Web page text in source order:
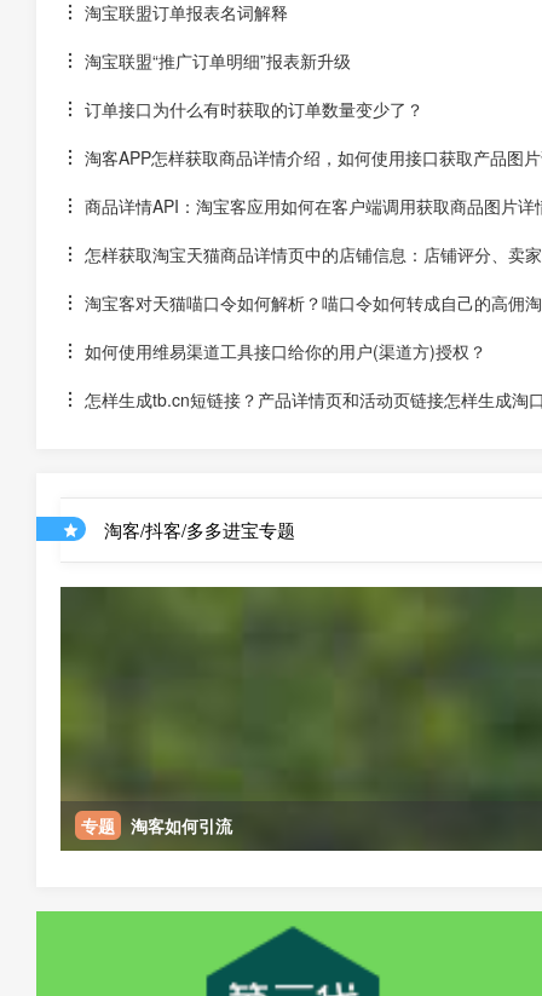
淘宝联盟订单报表名词解释
淘宝联盟“推广订单明细”报表新升级
订单接口为什么有时获取的订单数量变少了？
淘客APP怎样获取商品详情介绍，如何使用接口获取产品图
商品详情API：淘宝客应用如何在客户端调用获取商品图片详
怎样获取淘宝天猫商品详情页中的店铺信息：店铺评分、卖
淘宝客对天猫喵口令如何解析？喵口令如何转成自己的高佣
如何使用维易渠道工具接口给你的用户(渠道方)授权？
怎样生成tb.cn短链接？产品详情页和活动页链接怎样生成淘
淘客/抖客/多多进宝专题
专题 淘客如何引流